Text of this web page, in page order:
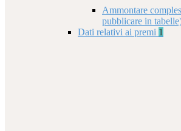
Ammontare
pubblicare in
Dati relativi ai premi 1